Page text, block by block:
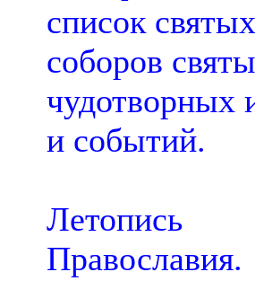
список
соборов
чудотворных
и событий.
Летопись
Православия.